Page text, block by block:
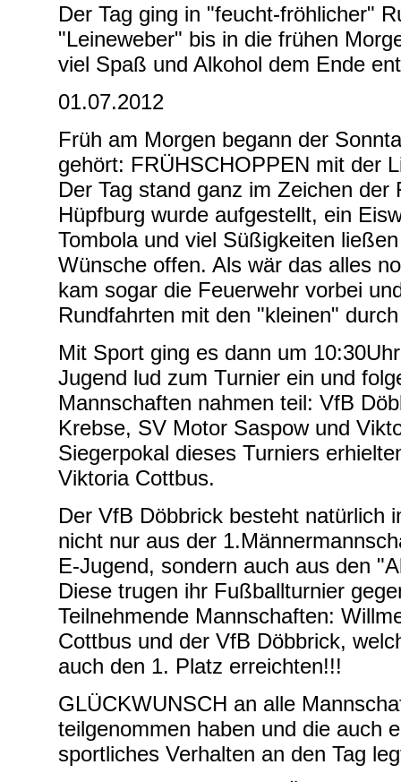
Der Tag ging in "feucht-fröhlicher"
"Leineweber" bis in die frühen
viel Spaß und Alkohol dem Ende
01.07.2012
Früh am Morgen begann der
gehört: FRÜHSCHOPPEN mit der
Der Tag stand ganz im Zeichen der
Hüpfburg wurde aufgestellt, ein
Tombola und viel Süßigkeiten
Wünsche offen. Als wär das alles
kam sogar die Feuerwehr vorbei
Rundfahrten mit den "kleinen"
Mit Sport ging es dann um
Jugend lud zum Turnier ein und
Mannschaften nahmen teil: VfB
Krebse, SV Motor Saspow und
Siegerpokal dieses Turniers
Viktoria Cottbus.
Der VfB Döbbrick besteht natürlich
nicht nur aus der
E-Jugend, sondern auch aus den
Diese trugen ihr Fußballturnier
Teilnehmende Mannschaften:
Cottbus und der VfB Döbbrick,
auch den 1. Platz erreichten!!!
GLÜCKWUNSCH an alle
teilgenommen haben und die auch
sportliches Verhalten an den Tag